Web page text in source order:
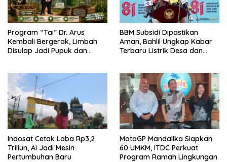
Program “Tai” Dr. Arus
Kembali Bergerak, Limbah
Disulap Jadi Pupuk dan
BBM Subsidi Dipastikan
Aman, Bahlil Ungkap Kabar
Terbaru Listrik Desa dan
Indosat Cetak Laba Rp3,2
Triliun, AI Jadi Mesin
Pertumbuhan Baru
MotoGP Mandalika Siapkan
60 UMKM, ITDC Perkuat
Program Ramah Lingkungan